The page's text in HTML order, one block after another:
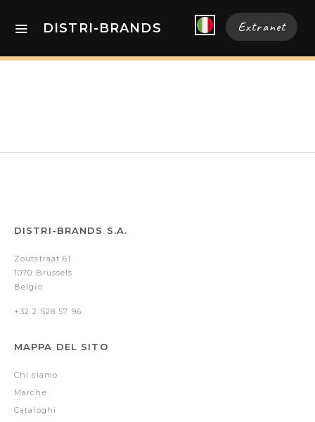
DISTRI-BRANDS Extranet
DISTRI-BRANDS S.A.
Zoutstraat 61
1070 Brussels
Belgio
+32 2 528 57 96
MAPPA DEL SITO
Chi siamo
Marche
Cataloghi